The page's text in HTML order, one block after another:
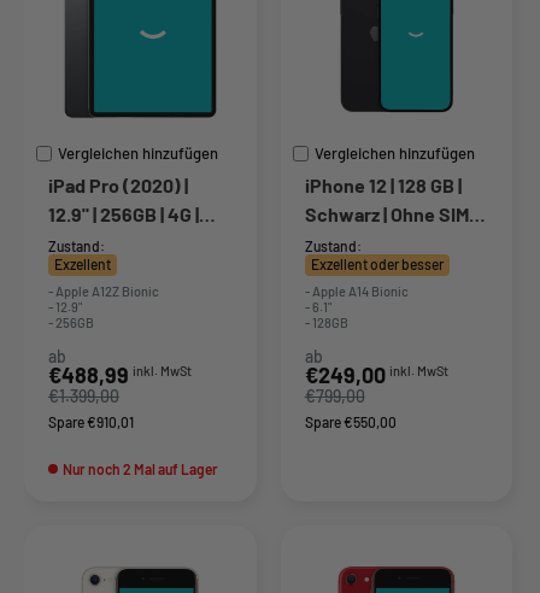
Vergleichen hinzufügen
iPad Pro (2020) |
12.9" | 256GB | 4G |
Grau
Zustand:
Exzellent
- Apple A12Z Bionic
- 12.9"
- 256GB
ab
Sonderpreis
€488,99 inkl. MwSt
€1.399,00
Spare €910,01
Nur noch 2 Mal auf Lager
Vergleichen hinzufügen
iPhone 12 | 128 GB |
Schwarz | Ohne SIM-
Lock
Zustand:
Exzellent oder besser
- Apple A14 Bionic
- 6.1"
- 128GB
ab
Sonderpreis
€249,00 inkl. MwSt
€799,00
Spare €550,00